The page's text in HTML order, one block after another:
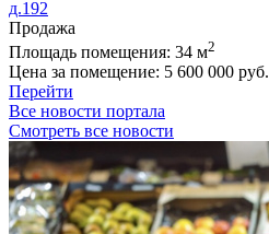
д.192
Продажа
Площадь помещения: 34 м2
Цена за помещение: 5 600 000 руб.
Перейти
Все новости портала
Смотреть все новости